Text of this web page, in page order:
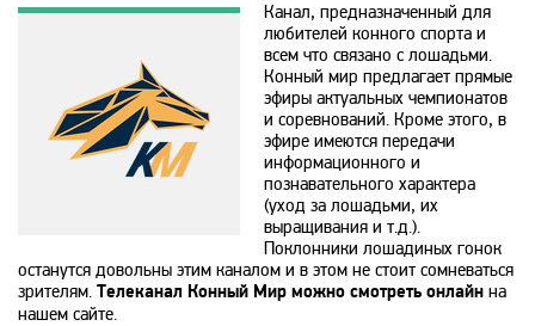
24 Техно
24 Украина
2х2
9 канал Израиль
Канал, предназначенный для
любителей конного спорта и
всем что связано с лошадьми.
Конный мир предлагает прямые
эфиры актуальных чемпионатов
и соревнований. Кроме этого, в
эфире имеются передачи
информационного и
познавательного характера
(уход за лошадьми, их
выращивания и т.д.).
Поклонники лошадиных гонок
останутся довольны этим каналом и в этом не стоит сомневаться
зрителям. Телеканал Конный Мир можно смотреть онлайн на
нашем сайте.